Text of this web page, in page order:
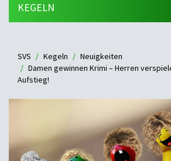
KEGELN
SVS Kegeln
Neuigkeiten
Damen gewinnen Krimi – Herren
Aufstieg!